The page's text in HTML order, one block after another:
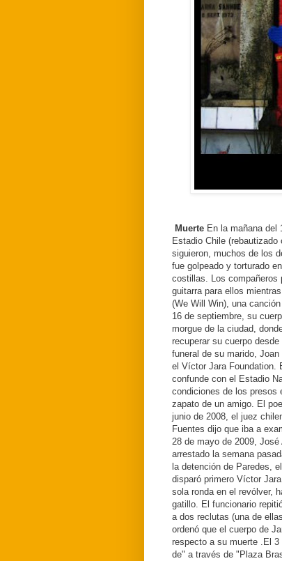
Muerte En la mañana
Estadio Chile
siguieron, muchos de los
fue golpeado y torturado
costillas. Los compañeros
guitarra para ellos
(We Will Win), una
16 de septiembre, su
morgue de la ciudad,
recuperar su cuerpo
funeral de su marido,
el Víctor Jara Foundation.
confunde con el Estadio
condiciones de los presos
zapato de un amigo. El
junio de 2008, el juez
Fuentes dijo que iba a
28 de mayo de 2009,
arrestado la semana
la detención de Paredes,
disparó primero Víctor
sola ronda en el revólver,
gatillo. El funcionario
a dos reclutas (una de
ordenó que el cuerpo de
respecto a su muerte . El
de" a través de "Plaza